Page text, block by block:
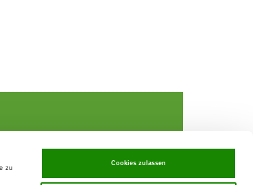
zu
Cookies zulassen